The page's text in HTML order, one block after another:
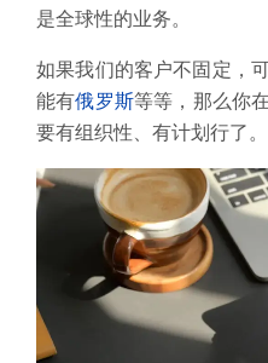
是全球性的业务。
如果我们的客户不固定，
能有俄罗斯等等，那么你
要有组织性、有计划行了。